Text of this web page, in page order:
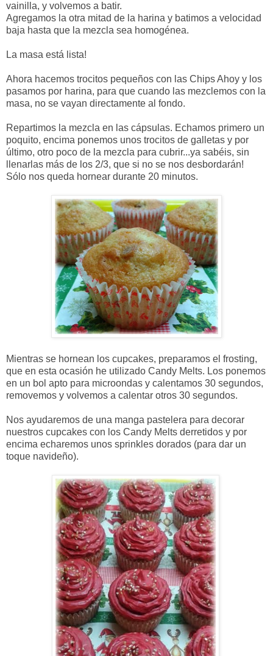
vainilla, y volvemos a batir.
Agregamos la otra mitad de la harina y batimos a velocidad
baja hasta que la mezcla sea homogénea.
La masa está lista!
Ahora hacemos trocitos pequeños con las Chips Ahoy y los
pasamos por harina, para que cuando las mezclemos con la
masa, no se vayan directamente al fondo.
Repartimos la mezcla en las cápsulas. Echamos primero un
poquito, encima ponemos unos trocitos de galletas y por
último, otro poco de la mezcla para cubrir...ya sabéis, sin
llenarlas más de los 2/3, que si no se nos desbordarán!
Sólo nos queda hornear durante 20 minutos.
Mientras se hornean los cupcakes, preparamos el frosting,
que en esta ocasión he utilizado Candy Melts. Los ponemos
en un bol apto para microondas y calentamos 30 segundos,
removemos y volvemos a calentar otros 30 segundos.
Nos ayudaremos de una manga pastelera para decorar
nuestros cupcakes con los Candy Melts derretidos y por
encima echaremos unos sprinkles dorados (para dar un
toque navideño).